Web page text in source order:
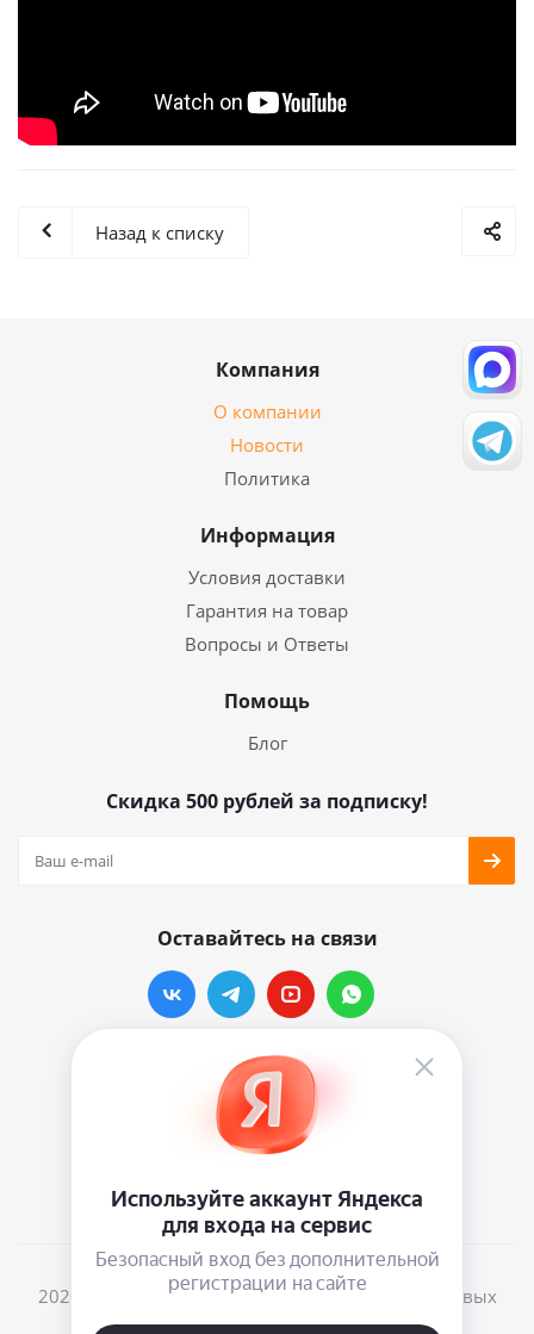
Назад к списку
Компания
О компании
Новости
Политика
Информация
Условия доставки
Гарантия на товар
Вопросы и Ответы
Помощь
Блог
Скидка 500 рублей за подписку!
Оставайтесь на связи
Наши контакты
info@vinylmarkt.ru
2026 © Винилмаркт - интернет-магазин виниловых
пластинок